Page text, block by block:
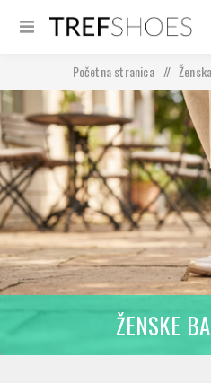
Početna stranica /
ŽENSKE